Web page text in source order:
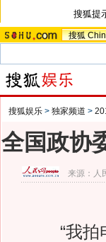
搜狐提
搜狐
搜狐娱乐 > 独家频道 >
全国政协
来源： 人
“我拍电